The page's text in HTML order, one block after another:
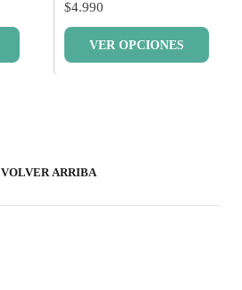
$4.990
VER OPCIONES
VOLVER ARRIBA